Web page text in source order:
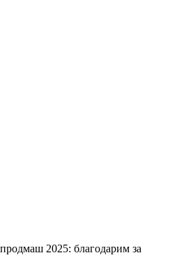
2025: благодарим за